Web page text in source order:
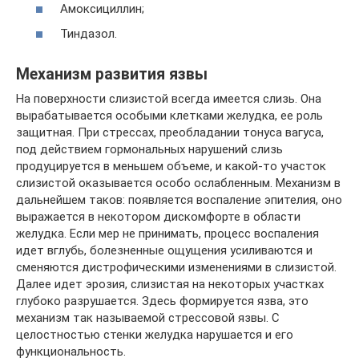
Амоксициллин;
Тиндазол.
Механизм развития язвы
На поверхности слизистой всегда имеется слизь. Она
вырабатывается особыми клетками желудка, ее роль
защитная. При стрессах, преобладании тонуса вагуса,
под действием гормональных нарушений слизь
продуцируется в меньшем объеме, и какой-то участок
слизистой оказывается особо ослабленным. Механизм в
дальнейшем таков: появляется воспаление эпителия, оно
выражается в некотором дискомфорте в области
желудка. Если мер не принимать, процесс воспаления
идет вглубь, болезненные ощущения усиливаются и
сменяются дистрофическими изменениями в слизистой.
Далее идет эрозия, слизистая на некоторых участках
глубоко разрушается. Здесь формируется язва, это
механизм так называемой стрессовой язвы. С
целостностью стенки желудка нарушается и его
функциональность.